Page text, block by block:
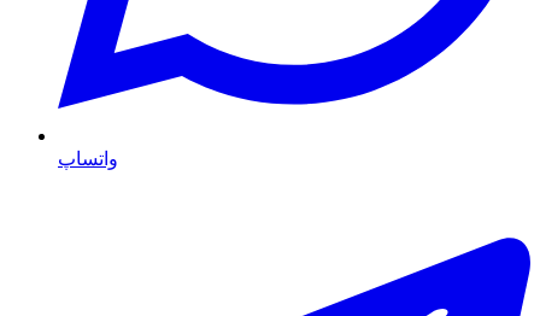
واتساپ